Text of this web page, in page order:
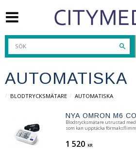
AUTOMATISKA
BLODTRYCKSMÄTARE AUTOMATISKA
NYA OMRON M6
Blodtrycksmätare utrustad med
som kan upptäcka
1 520 KR